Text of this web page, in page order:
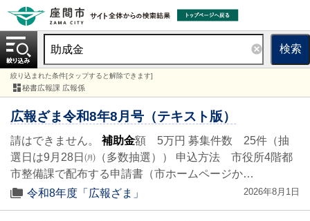
検索
絞り込まれた条件[タップすると解除できます]
秘書広報課 広報係
広報ざま令和8年8月号（テキスト版）
請はできません。 補助金額 5万円 募集件数 25件（抽
選日は9月28日㈪（多数抽選）） 申込方法 市役所4階都
市整備課で配布する申請書（市ホームページか…
令和8年度「広報ざま」
2026年8月1日